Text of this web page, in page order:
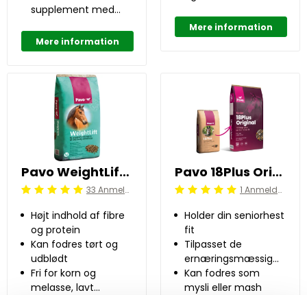
supplement med
Mere information
Mere information
Pavo WeightLift 20 kg
Beoordeling: 5/5 33 Anmeldelser
Højt indhold af fibre
og protein
Kan fodres tørt og
udblødt
Fri for korn og
melasse, lavt
Pavo 18Plus Original 15 kg
Beoordeling: 5/5 1 Anmeldelser
Holder din seniorhest
fit
Tilpasset de
ernæringsmæssige
behov hos ældre
heste
Kan fodres som
mysli eller mash